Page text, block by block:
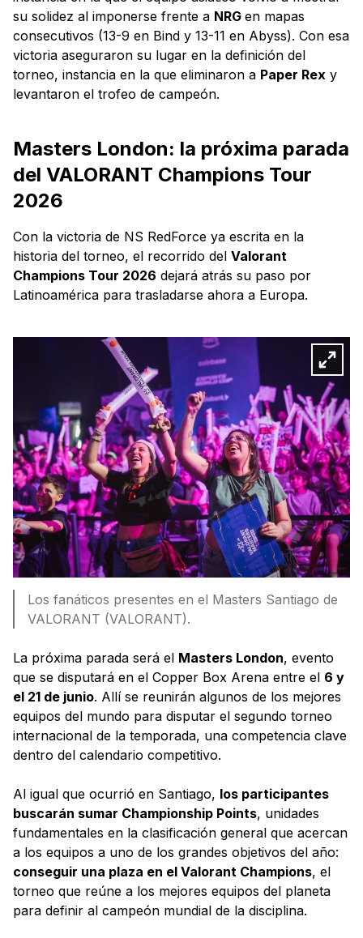
su solidez al imponerse frente a NRG en mapas
consecutivos (13-9 en Bind y 13-11 en Abyss). Con esa
victoria aseguraron su lugar en la definición del
torneo, instancia en la que eliminaron a Paper Rex y
levantaron el trofeo de campeón.
Masters London: la próxima parada
del VALORANT Champions Tour
2026
Con la victoria de NS RedForce ya escrita en la
historia del torneo, el recorrido del Valorant
Champions Tour 2026 dejará atrás su paso por
Latinoamérica para trasladarse ahora a Europa.
Los fanáticos presentes en el Masters Santiago de
VALORANT (VALORANT).
La próxima parada será el Masters London, evento
que se disputará en el Copper Box Arena entre el 6 y
el 21 de junio. Allí se reunirán algunos de los mejores
equipos del mundo para disputar el segundo torneo
internacional de la temporada, una competencia clave
dentro del calendario competitivo.
Al igual que ocurrió en Santiago, los participantes
buscarán sumar Championship Points, unidades
fundamentales en la clasificación general que acercan
a los equipos a uno de los grandes objetivos del año:
conseguir una plaza en el Valorant Champions, el
torneo que reúne a los mejores equipos del planeta
para definir al campeón mundial de la disciplina.